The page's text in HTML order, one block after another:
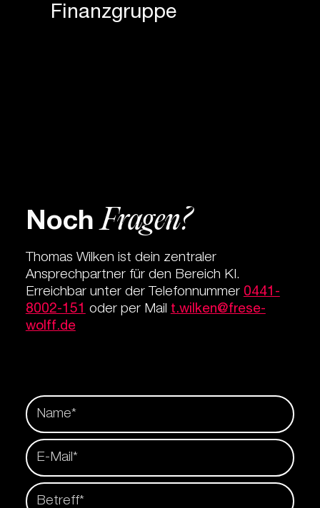
Finanzgruppe
­NochFragen?
Thomas Wilken ist dein zentraler
Ansprechpartner für den Bereich KI.
Erreichbar unter der Telefonnummer 0441-
8002-151 oder per Mail t.wilken@frese-
wolff.de